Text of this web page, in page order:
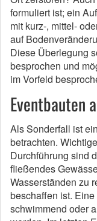
formuliert ist; ein
mit kurz-, mittel-
auf
Diese Überlegung
besprochen und
im Vorfeld
Eventbauten
Als Sonderfall ist
betrachten.
Durchführung sind
fließendes
Wasserständen zu
beschaffen ist.
schwimmend oder